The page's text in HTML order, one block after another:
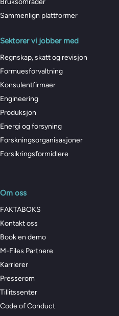
Bruksområder
Sammenlign plattformer
Sektorer vi jobber med
Regnskap, skatt og revisjon
Formuesforvaltning
Konsulentfirmaer
Engineering
Produksjon
Energi og forsyning
Forskningsorganisasjoner
Forsikringsformidlere
Om oss
FAKTABOKS
Kontakt oss
Book en demo
M-Files Partnere
Karrierer
Presserom
Tillitssenter
Code of Conduct